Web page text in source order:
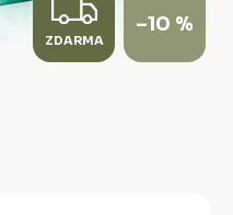
Z
D
ZDARMA
–10 %